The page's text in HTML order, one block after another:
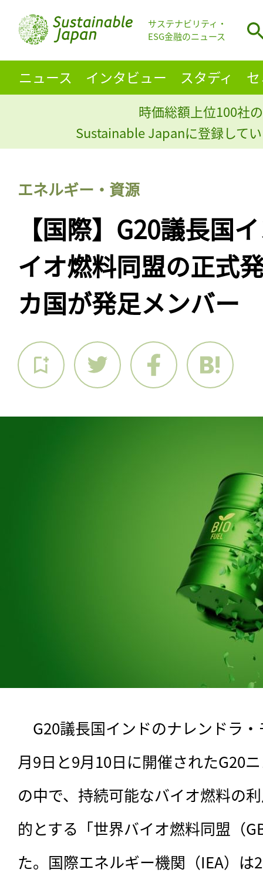
サステナビリティ・
ESG金融のニュース
ニュース インタビュー スタディ
時価総額上位100社
Sustainable Japanに登録して
エネルギー・資源
【国際】G20議長国
イオ燃料同盟の正式
カ国が発足メンバー
G20議長国インドのナレンドラ
月9日と9月10日に開催されたG20
の中で、持続可能なバイオ燃料の
的とする「世界バイオ燃料同盟（
た。国際エネルギー機関（IEA）は